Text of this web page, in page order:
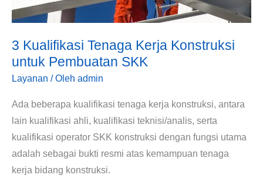
3 Kualifikasi Tenaga Kerja Konstruksi
untuk Pembuatan SKK
Layanan / Oleh admin
Ada beberapa kualifikasi tenaga kerja konstruksi, antara
lain kualifikasi ahli, kualifikasi teknisi/analis, serta
kualifikasi operator SKK konstruksi dengan fungsi utama
adalah sebagai bukti resmi atas kemampuan tenaga
kerja bidang konstruksi.
SKK